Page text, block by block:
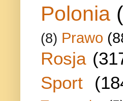
Polonia
(8) Prawo
Rosja
Sport